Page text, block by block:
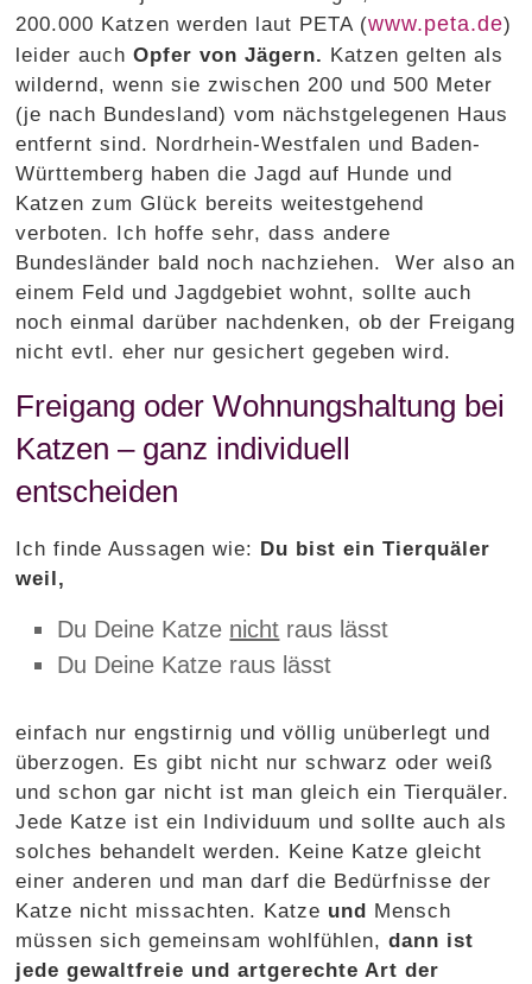
200.000 Katzen werden laut PETA (www.peta.de)
leider auchOpfer von Jägern. Katzen gelten als
wildernd, wenn sie zwischen 200 und 500 Meter
(je nach Bundesland) vom nächstgelegenen Haus
entfernt sind. Nordrhein-Westfalen und Baden-
Württemberg haben die Jagd auf Hunde und
Katzen zum Glück bereits weitestgehend
verboten. Ich hoffe sehr, dass andere
Bundesländer bald noch nachziehen. Wer also an
einem Feld und Jagdgebiet wohnt, sollte auch
noch einmal darüber nachdenken, ob der Freigang
nicht evtl. eher nur gesichert gegeben wird.
Freigang oder Wohnungshaltung bei
Katzen – ganz individuell
entscheiden
Ich finde Aussagen wie: Du bist ein Tierquäler
weil,
Du Deine Katze nicht raus lässt
Du Deine Katze raus lässt
einfach nur engstirnig und völlig unüberlegt und
überzogen. Es gibt nicht nur schwarz oder weiß
und schon gar nicht ist man gleich ein Tierquäler.
Jede Katze ist ein Individuum und sollte auch als
solches behandelt werden. Keine Katze gleicht
einer anderen und man darf die Bedürfnisse der
Katze nicht missachten. Katze und
Mensch
müssen sich gemeinsam wohlfühlen,dann ist
jede gewaltfreie und artgerechte Art der